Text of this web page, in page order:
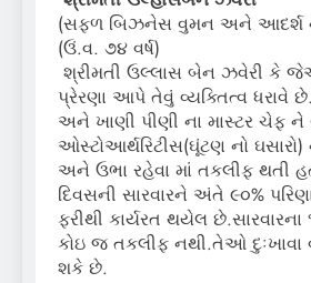
(સફળ બિઝનેસ વુમન અને આદર્શ
(ઉં.વ. ૭૪ વર્ષ)
શ્રીમતી ઉલ્લાસ બેન ઝવેરી કે
પ્રેરણા આપે તેવું વ્યક્તિત્વ ધરાવે
અને ખાણી પીણી ના માસ્ટર ચેફ ને
ઓસ્ટોઆર્થરિટીસ(ઘૂંટણ નો ઘસારો)
અને ઉભા રહેવા માં તકલીફ
દિવસની સારવારને અંતે ૯૦%
ફરીથી કાર્યરત થયેલ છે.સારવારના
કોઇ જ તકલીફ નથી.તેઓ દુઃખાવા
શકે છે.